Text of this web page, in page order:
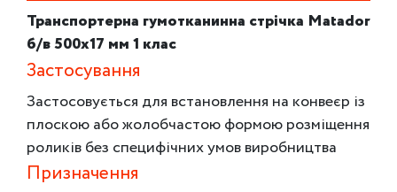
Транспортерна гумотканинна стрічка Matador
б/в 500х17 мм 1 клас
Застосування
Застосовується для встановлення на конвеєр із
плоскою або жолобчастою формою розміщення
роликів без специфічних умов виробництва
Призначення